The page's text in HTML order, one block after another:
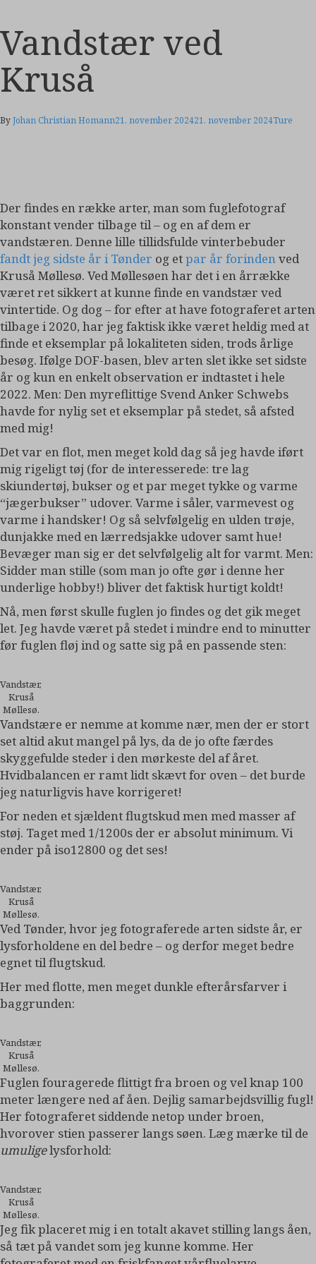
Vandstær ved
Kruså
ByJohan Christian Homann21. november 202421. november 2024Ture
Der findes en række arter, man som fuglefotograf
konstant vender tilbage til – og en af dem er
vandstæren. Denne lille tillidsfulde vinterbebuder
fandt jeg sidste år i Tønder og etpar år forindenved
Kruså Møllesø. Ved Møllesøen har det i en årrække
været ret sikkert at kunne finde en vandstær ved
vintertide. Og dog – for efter at have fotograferet arten
tilbage i 2020, har jeg faktisk ikke været heldig med at
finde et eksemplar på lokaliteten siden, trods årlige
besøg. Ifølge DOF-basen, blev arten slet ikke set sidste
år og kun en enkelt observation er indtastet i hele
2022. Men: Den myreflittige Svend Anker Schwebs
havde for nylig set et eksemplar på stedet, så afsted
med mig!
Det var en flot, men meget kold dag så jeg havde iført
mig rigeligt tøj (for de interesserede: tre lag
skiundertøj, bukser og et par meget tykke og varme
“jægerbukser” udover. Varme i såler, varmevest og
varme i handsker! Og så selvfølgelig en ulden trøje,
dunjakke med en lærredsjakke udover samt hue!
Bevæger man sig er det selvfølgelig alt for varmt. Men:
Sidder man stille (som man jo ofte gør i denne her
underlige hobby!) bliver det faktisk hurtigt koldt!
Nå, men først skulle fuglen jo findes og det gik meget
let. Jeg havde været på stedet i mindre end to minutter
før fuglen fløj ind og satte sig på en passende sten:
Vandstær,
Kruså
Møllesø.
Vandstære er nemme at komme nær, men der er stort
set altid akut mangel på lys, da de jo ofte færdes
skyggefulde steder i den mørkeste del af året.
Hvidbalancen er ramt lidt skævt for oven – det burde
jeg naturligvis have korrigeret!
For neden et sjældent flugtskud men med masser af
støj. Taget med 1/1200s der er absolut minimum. Vi
ender på iso12800 og det ses!
Vandstær,
Kruså
Møllesø.
Ved Tønder, hvor jeg fotograferede arten sidste år, er
lysforholdene en del bedre – og derfor meget bedre
egnet til flugtskud.
Her med flotte, men meget dunkle efterårsfarver i
baggrunden:
Vandstær,
Kruså
Møllesø.
Fuglen fouragerede flittigt fra broen og vel knap 100
meter længere ned af åen. Dejlig samarbejdsvillig fugl!
Her fotograferet siddende netop under broen,
hvorover stien passerer langs søen. Læg mærke til de
umuligelysforhold:
Vandstær,
Kruså
Møllesø.
Jeg fik placeret mig i en totalt akavet stilling langs åen,
så tæt på vandet som jeg kunne komme. Her